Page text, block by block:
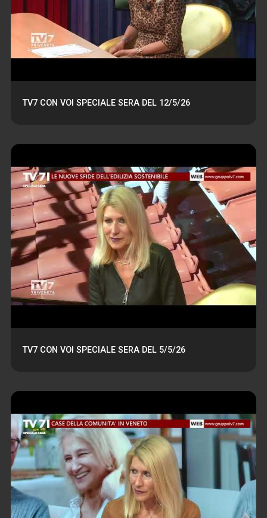
TV7 CON VOI SPECIALE SERA DEL 12/5/26
TV7 CON VOI SPECIALE SERA DEL 5/5/26